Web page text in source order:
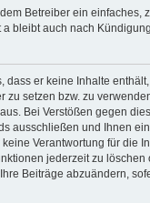
Betreiber ein
bleibt auch nach
dass er keine Inhalte
setzen bzw. zu
Bei Verstößen gegen
ausschließen und Ihnen
Verantwortung für die
jederzeit zu löschen
Beiträge abzuändern,